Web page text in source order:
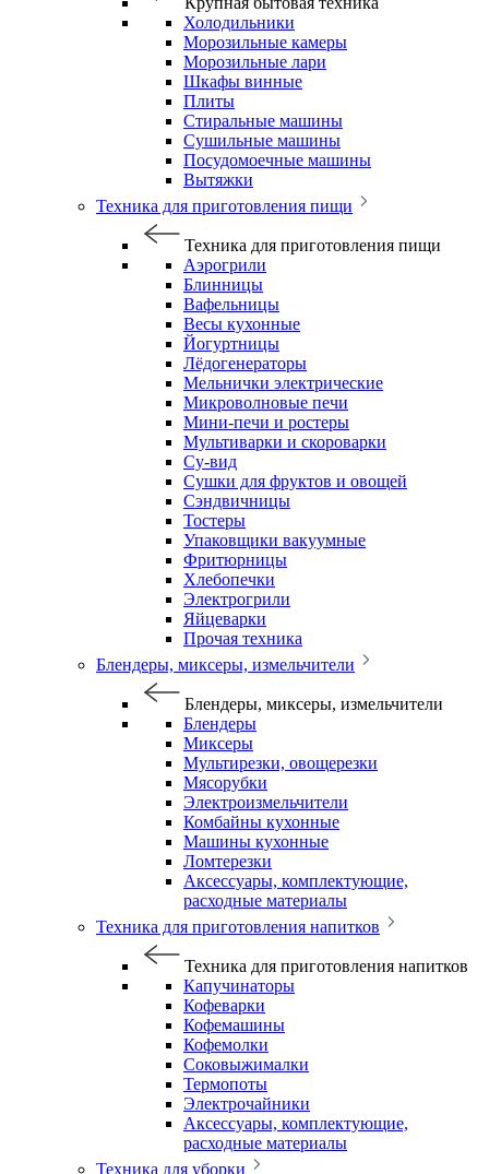
Холодильники
Морозильные камеры
Морозильные лари
Шкафы винные
Плиты
Стиральные машины
Сушильные машины
Посудомоечные машины
Вытяжки
Техника для приготовления пищи
Техника для приготовления пищи
Аэрогрили
Блинницы
Вафельницы
Весы кухонные
Йогуртницы
Лёдогенераторы
Мельнички электрические
Микроволновые печи
Мини-печи и ростеры
Мультиварки и скороварки
Су-вид
Сушки для фруктов и овощей
Сэндвичницы
Тостеры
Упаковщики вакуумные
Фритюрницы
Хлебопечки
Электрогрили
Яйцеварки
Прочая техника
Блендеры, миксеры, измельчители
Блендеры, миксеры, измельчители
Блендеры
Миксеры
Мультирезки, овощерезки
Мясорубки
Электроизмельчители
Комбайны кухонные
Машины кухонные
Ломтерезки
Аксессуары, комплектующие,
расходные материалы
Техника для приготовления напитков
Техника для приготовления напитков
Капучинаторы
Кофеварки
Кофемашины
Кофемолки
Соковыжималки
Термопоты
Электрочайники
Аксессуары, комплектующие,
расходные материалы
Техника для уборки